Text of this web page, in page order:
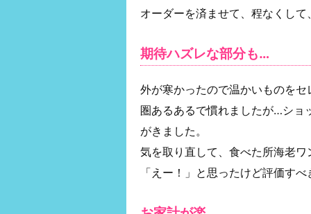
オーダーを済ませて、程なくし
期待ハズレな部分も…
外が寒かったので温かいものを
圏あるあるで慣れましたが…ショ
がきました。
気を取り直して、食べた所海老
「えー！」と思ったけど評価す